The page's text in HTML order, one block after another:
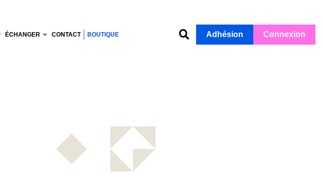
ÉCHANGER CONTACT BOUTIQUE Adhésion Connexion